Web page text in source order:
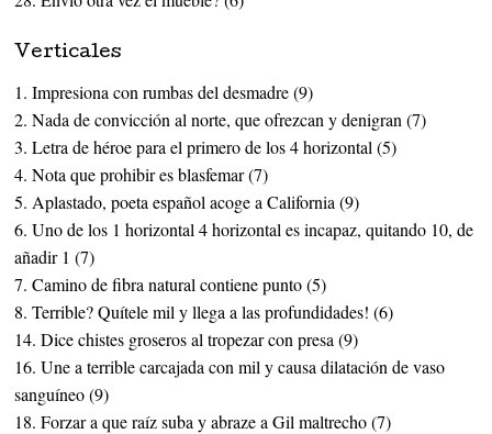
Verticales
1. Impresiona con rumbas del desmadre (9)
2. Nada de convicción al norte, que ofrezcan y denigran (7)
3. Letra de héroe para el primero de los 4 horizontal (5)
4. Nota que prohibir es blasfemar (7)
5. Aplastado, poeta español acoge a California (9)
6. Uno de los 1 horizontal 4 horizontal es incapaz, quitando 10, de
añadir 1 (7)
7. Camino de fibra natural contiene punto (5)
8. Terrible? Quítele mil y llega a las profundidades! (6)
14. Dice chistes groseros al tropezar con presa (9)
16. Une a terrible carcajada con mil y causa dilatación de vaso
sanguíneo (9)
18. Forzar a que raíz suba y abraze a Gil maltrecho (7)